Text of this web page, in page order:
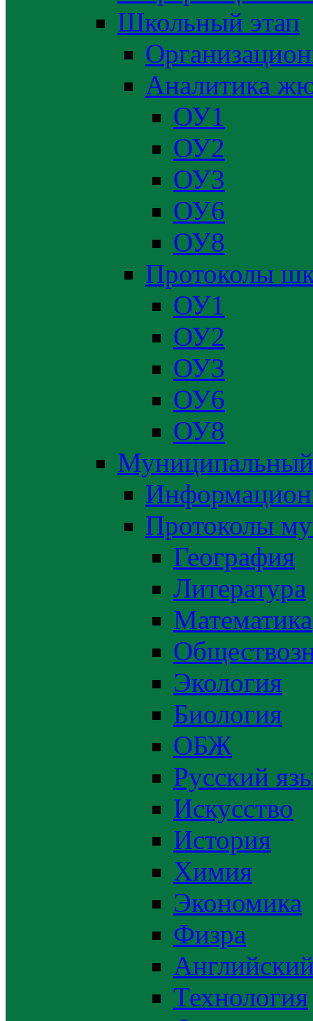
Школьный этап
Аналитика
ОУ1
ОУ2
ОУ3
ОУ6
ОУ8
Протоколы
ОУ1
ОУ2
ОУ3
ОУ6
ОУ8
Муниципальный
Протоколы
География
Литература
Математика
Экология
Биология
ОБЖ
Русский
Искусство
История
Химия
Экономика
Физра
Технология